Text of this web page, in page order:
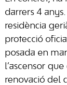
darrers 4
residència
protecció
posada en
l’ascensor
renovació del